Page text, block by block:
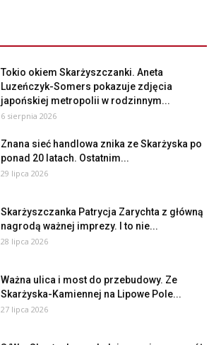
Tokio okiem Skarżyszczanki. Aneta
Luzeńczyk-Somers pokazuje zdjęcia
japońskiej metropolii w rodzinnym...
6 sierpnia 2026
Znana sieć handlowa znika ze Skarżyska po
ponad 20 latach. Ostatnim...
29 lipca 2026
Skarżyszczanka Patrycja Zarychta z główną
nagrodą ważnej imprezy. I to nie...
28 lipca 2026
Ważna ulica i most do przebudowy. Ze
Skarżyska-Kamiennej na Lipowe Pole...
27 lipca 2026